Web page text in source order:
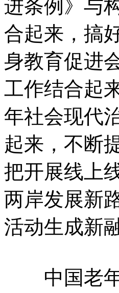
进条例》与
合起来，搞
身教育促进
工作结合起
年社会现代
起来，不断
把开展线上
两岸发展新
活动生成新
中国老年